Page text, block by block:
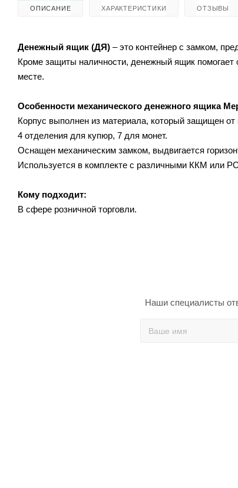
ОПИСАНИЕ ХАРАКТЕРИСТИКИ ОТЗЫВЫ
Денежный ящик (ДЯ) – это контейнер с замком,
Кроме защиты наличности, денежный ящик помогает
месте.
Особенности механического денежного ящика
Корпус выполнен из материала, который защищен от
4 отделения для купюр, 7 для монет.
Оснащен механическим замком, выдвигается
Используется в комплекте с различными ККМ или
Кому подходит:
В сфере розничной торговли.
Наши специалисты